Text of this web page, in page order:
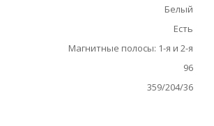
Белый
Есть
Магнитные полосы: 1-я и 2-я
96
359/204/36